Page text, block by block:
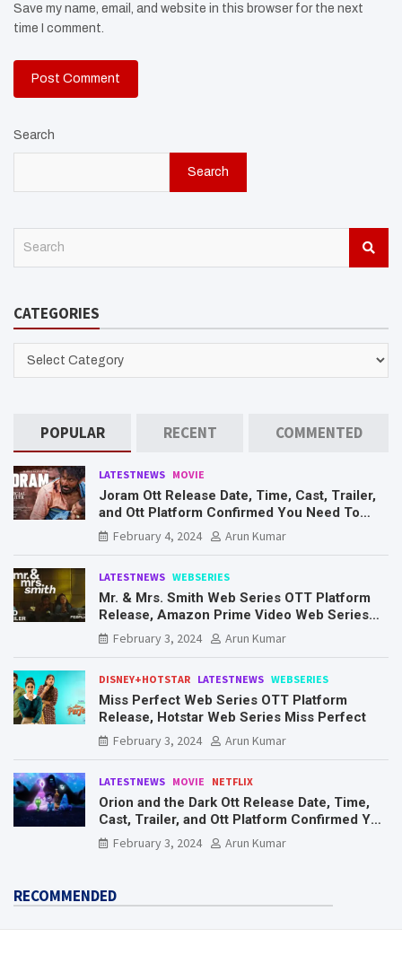
Save my name, email, and website in this browser for the next
time I comment.
Search
Search
c
CATEGORIES
POPULAR RECENT COMMENTED
LATESTNEWS MOVIE
Joram Ott Release Date, Time, Cast, Trailer,
and Ott Platform Confirmed You Need To
Know Here
February 4, 2024 Arun Kumar
LATESTNEWS WEBSERIES
Mr. & Mrs. Smith Web Series OTT Platform
Release, Amazon Prime Video Web Series
Mr. & Mrs. Smith
February 3, 2024 Arun Kumar
DISNEY+HOTSTAR LATESTNEWS WEBSERIES
Miss Perfect Web Series OTT Platform
Release, Hotstar Web Series Miss Perfect
February 3, 2024
Arun Kumar
LATESTNEWS MOVIE NETFLIX
Orion and the Dark Ott Release Date, Time,
Cast, Trailer, and Ott Platform Confirmed You
Need To Know Here
February 3, 2024 Arun Kumar
RECOMMENDED